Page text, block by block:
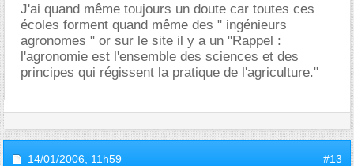
J'ai quand même toujours un doute car toutes ces
écoles forment quand même des " ingénieurs
agronomes " or sur le site il y a un "Rappel :
l'agronomie est l'ensemble des sciences et des
principes qui régissent la pratique de l'agriculture."
14/01/2006, 11h59 #13